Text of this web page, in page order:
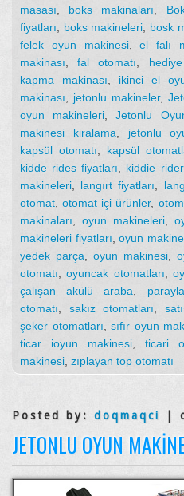
masası
boks makinaları
fiyatları
boks makineleri bosk
felek oyun makinesi,el falı
makinası ,fal otomatı
kapma makinası
ikinci el
makinası
jetonlu makineler,
oyun makineleri ,Jetonlu
makinesi kiralama
jetonlu
kapsül otomatı
kapsül
kidde rides fiyatları
kiddie
makineleri
langırt fiyatları
otomat ,otomat içi ürünler,
makinaları
oyun makineleri,
makineleri fiyatları ,oyun
yedek parça
oyun makinesi
otomatı ,oyuncak otomatları ,
çalışan akülü araba
otomatı
sakız otomatları ,
şeker otomatları ,sıfır oyun
ticar ioyun makinesi
ticari
makinesi zıplayan top otomatı
Posted by: doqmaqci |
JETONLU OYUN